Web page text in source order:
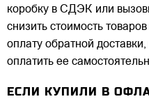
коробку в СДЭК или
снизить стоимость
оплату обратной
оплатить ее
ЕСЛИ КУПИЛИ В